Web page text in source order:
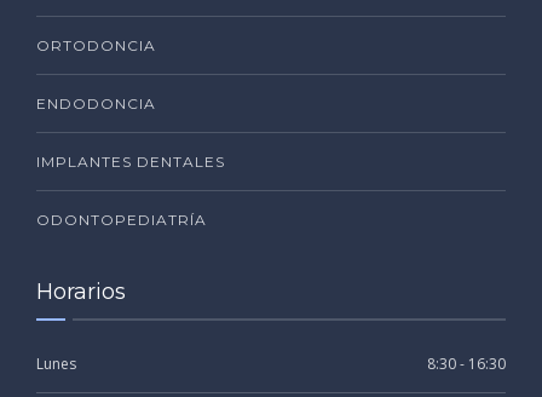
ORTODONCIA
ENDODONCIA
IMPLANTES DENTALES
ODONTOPEDIATRÍA
Horarios
Lunes 8:30 - 16:30